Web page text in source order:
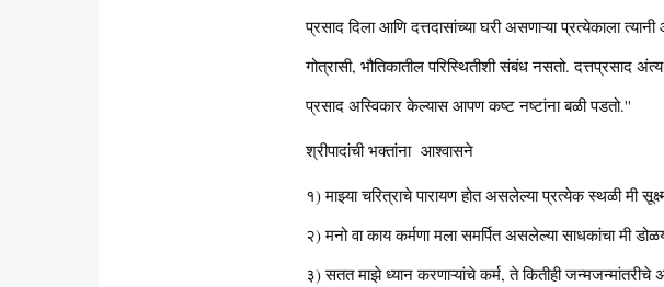
प्रसाद दिला आणि दत्तदासांच्या घरी असणाऱ्या प्रत्येकाला
गोत्रासी, भौतिकातील परिस्थितीशी संबंध नसतो. दत्तप्रसाद
प्रसाद अस्विकार केल्यास आपण कष्ट नष्टांना बळी पडतो.''
श्रीपादांची भक्तांना आश्वासने
१) माझ्या चरित्राचे पारायण होत असलेल्या प्रत्येक स्थळी मी
२) मनो वा काय कर्मणा मला समर्पित असलेल्या साधकांचा मी
३) सतत माझे ध्यान करणाऱ्यांचे कर्म, ते कितीही